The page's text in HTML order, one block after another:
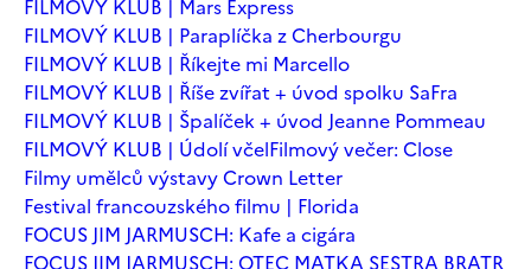
FILMOVÝ KLUB | Mars Express
FILMOVÝ KLUB | Paraplíčka z Cherbourgu
FILMOVÝ KLUB | Říkejte mi Marcello
FILMOVÝ KLUB | Říše zvířat + úvod spolku SaFra
FILMOVÝ KLUB | Špalíček + úvod Jeanne Pommeau
FILMOVÝ KLUB | Údolí včelFilmový večer: Close
Filmy umělců výstavy Crown Letter
Festival francouzského filmu | Florida
FOCUS JIM JARMUSCH: Kafe a cigára
FOCUS JIM JARMUSCH: OTEC MATKA SESTRA BRATR